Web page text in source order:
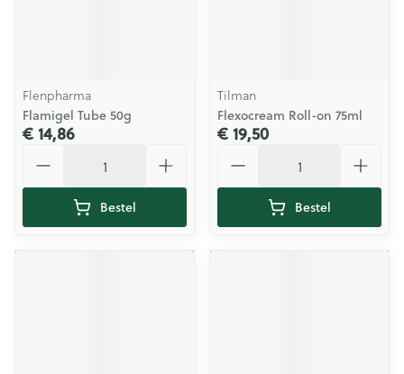
Flenpharma
Flamigel Tube 50g
€ 14,86
Bestel
Tilman
Flexocream Roll-on 75ml
€ 19,50
Bestel